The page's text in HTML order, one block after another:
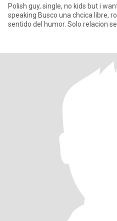
Polish guy, single, no kids but i
speaking Busco una chcica libre,
sentido del humor. Solo relacion